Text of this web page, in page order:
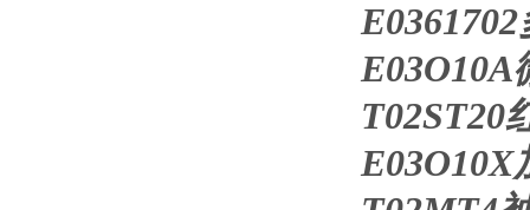
T02ST20